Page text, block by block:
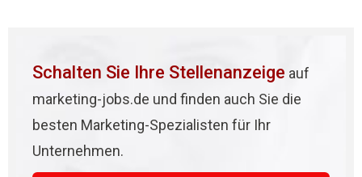
Schalten Sie Ihre Stellenanzeige auf
marketing-jobs.de und finden auch Sie die
besten Marketing-Spezialisten für Ihr
Unternehmen.